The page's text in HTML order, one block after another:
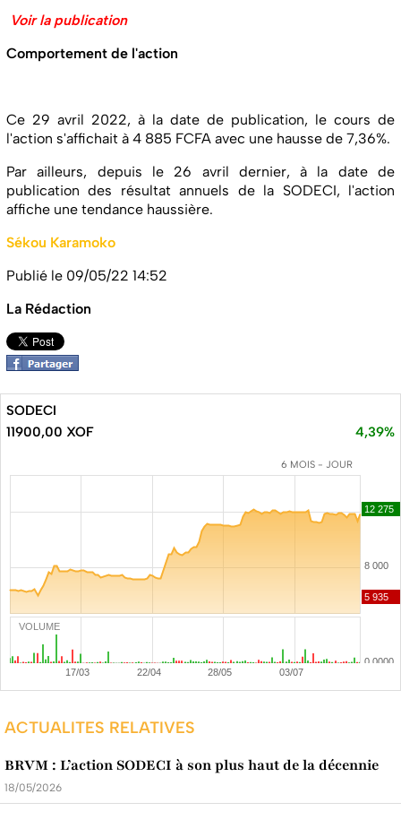
Voir la publication
Comportement de l'action
Ce 29 avril 2022, à la date de publication, le cours de
l'action s'affichait à 4 885 FCFA avec une hausse de 7,36%.
Par ailleurs, depuis le 26 avril dernier, à la date de
publication des résultat annuels de la SODECI, l'action
affiche une tendance haussière.
Sékou Karamoko
Publié le 09/05/22 14:52
La Rédaction
SODECI
11900,00 XOF
4,39%
6 MOIS - JOUR
VOLUME
ACTUALITES RELATIVES
BRVM : L’action SODECI à son plus haut de la décennie
18/05/2026